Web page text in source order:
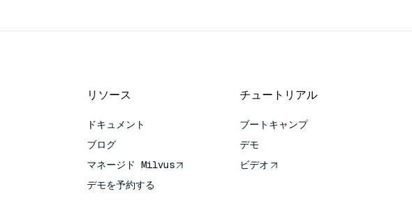
リソース
ドキュメント
ブログ
マネージド Milvus
デモを予約する
チュートリアル
ブートキャンプ
デモ
ビデオ